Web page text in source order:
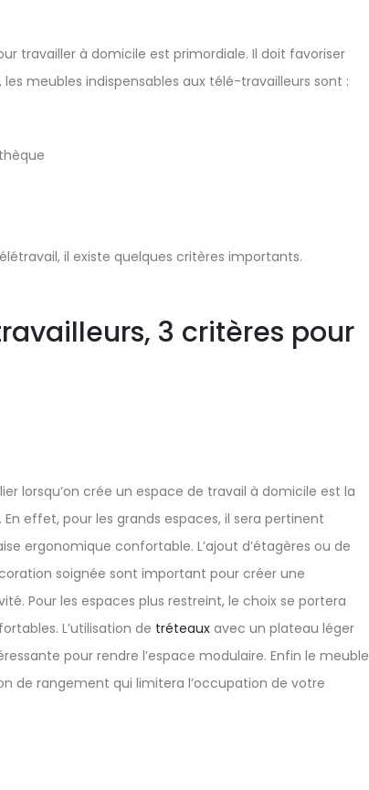
travailler à domicile est primordiale. Il doit favoriser
meubles indispensables aux télé-travailleurs sont :
il existe quelques critères importants.
3 critères pour
lorsqu’on crée un espace de travail à domicile est la
effet, pour les grands espaces, il sera pertinent
ergonomique confortable. L’ajout d’étagères ou de
soignée sont important pour créer une
Pour les espaces plus restreint, le choix se portera
L’utilisation de tréteaux avec un plateau léger
pour rendre l’espace modulaire. Enfin le meuble
de rangement qui limitera l’occupation de votre